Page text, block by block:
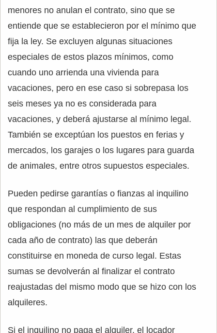
menores no anulan el contrato, sino que se
entiende que se establecieron por el mínimo que
fija la ley. Se excluyen algunas situaciones
especiales de estos plazos mínimos, como
cuando uno arrienda una vivienda para
vacaciones, pero en ese caso si sobrepasa los
seis meses ya no es considerada para
vacaciones, y deberá ajustarse al mínimo legal.
También se exceptúan los puestos en ferias y
mercados, los garajes o los lugares para guarda
de animales, entre otros supuestos especiales.
Pueden pedirse garantías o fianzas al inquilino
que respondan al cumplimiento de sus
obligaciones (no más de un mes de alquiler por
cada año de contrato) las que deberán
constituirse en moneda de curso legal. Estas
sumas se devolverán al finalizar el contrato
reajustadas del mismo modo que se hizo con los
alquileres.
Si el inquilino no paga el alquiler, el locador